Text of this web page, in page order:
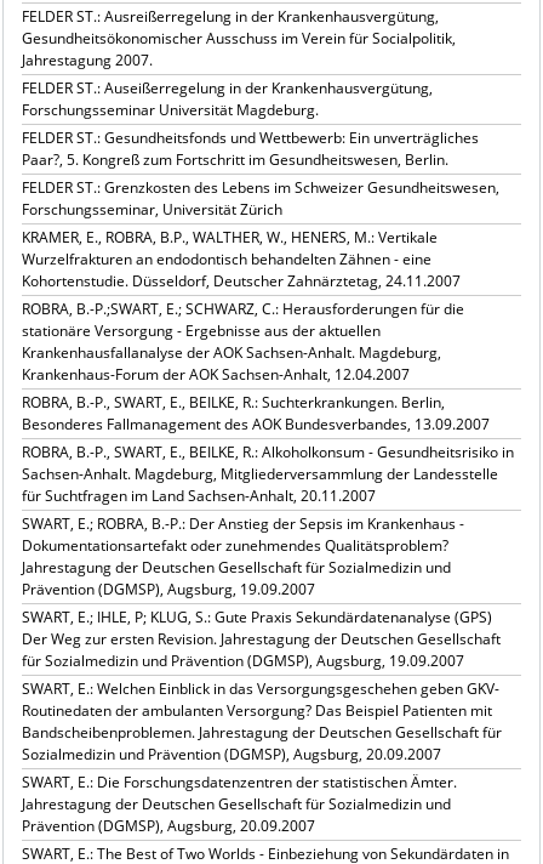
FELDER ST.: Ausreißerregelung in der Krankenhausvergütung,
Gesundheitsökonomischer Ausschuss im Verein für Socialpolitik,
Jahrestagung 2007.
FELDER ST.: Auseißerregelung in der Krankenhausvergütung,
Forschungsseminar Universität Magdeburg.
FELDER ST.: Gesundheitsfonds und Wettbewerb: Ein unverträgliches
Paar?, 5. Kongreß zum Fortschritt im Gesundheitswesen, Berlin.
FELDER ST.: Grenzkosten des Lebens im Schweizer Gesundheitswesen,
Forschungsseminar, Universität Zürich
KRAMER, E., ROBRA, B.P., WALTHER, W., HENERS, M.: Vertikale
Wurzelfrakturen an endodontisch behandelten Zähnen - eine
Kohortenstudie. Düsseldorf, Deutscher Zahnärztetag, 24.11.2007
ROBRA, B.-P.;SWART, E.; SCHWARZ, C.: Herausforderungen für die
stationäre Versorgung - Ergebnisse aus der aktuellen
Krankenhausfallanalyse der AOK Sachsen-Anhalt. Magdeburg,
Krankenhaus-Forum der AOK Sachsen-Anhalt, 12.04.2007
ROBRA, B.-P., SWART, E., BEILKE, R.: Suchterkrankungen. Berlin,
Besonderes Fallmanagement des AOK Bundesverbandes, 13.09.2007
ROBRA, B.-P., SWART, E., BEILKE, R.: Alkoholkonsum - Gesundheitsrisiko in
Sachsen-Anhalt. Magdeburg, Mitgliederversammlung der Landesstelle
für Suchtfragen im Land Sachsen-Anhalt, 20.11.2007
SWART, E.; ROBRA, B.-P.: Der Anstieg der Sepsis im Krankenhaus -
Dokumentationsartefakt oder zunehmendes Qualitätsproblem?
Jahrestagung der Deutschen Gesellschaft für Sozialmedizin und
Prävention (DGMSP), Augsburg, 19.09.2007
SWART, E.; IHLE, P; KLUG, S.: Gute Praxis Sekundärdatenanalyse (GPS)
Der Weg zur ersten Revision. Jahrestagung der Deutschen Gesellschaft
für Sozialmedizin und Prävention (DGMSP), Augsburg, 19.09.2007
SWART, E.: Welchen Einblick in das Versorgungsgeschehen geben GKV-
Routinedaten der ambulanten Versorgung? Das Beispiel Patienten mit
Bandscheibenproblemen. Jahrestagung der Deutschen Gesellschaft für
Sozialmedizin und Prävention (DGMSP), Augsburg, 20.09.2007
SWART, E.: Die Forschungsdatenzentren der statistischen Ämter.
Jahrestagung der Deutschen Gesellschaft für Sozialmedizin und
Prävention (DGMSP), Augsburg, 20.09.2007
SWART, E.: The Best of Two Worlds - Einbeziehung von Sekundärdaten in